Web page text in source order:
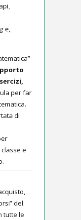
e,
per far
di
e
del
tutte le